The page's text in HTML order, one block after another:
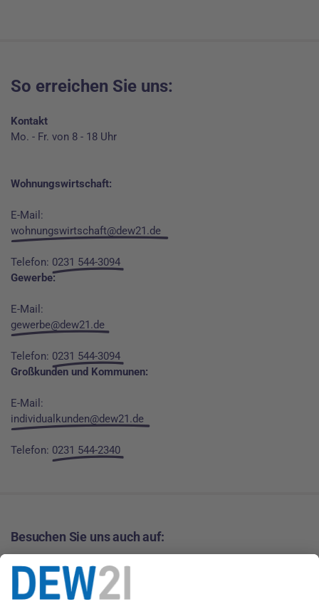
So erreichen Sie uns:
Kontakt
Mo. - Fr. von 8 - 18 Uhr
Wohnungswirtschaft:
E-Mail:
wohnungswirtschaft@dew21.de
Telefon: 0231 544-3094
Gewerbe:
E-Mail:
gewerbe@dew21.de
Telefon: 0231 544-3094
Großkunden und Kommunen:
E-Mail:
individualkunden@dew21.de
Telefon: 0231 544-2340
Besuchen Sie uns auch auf: